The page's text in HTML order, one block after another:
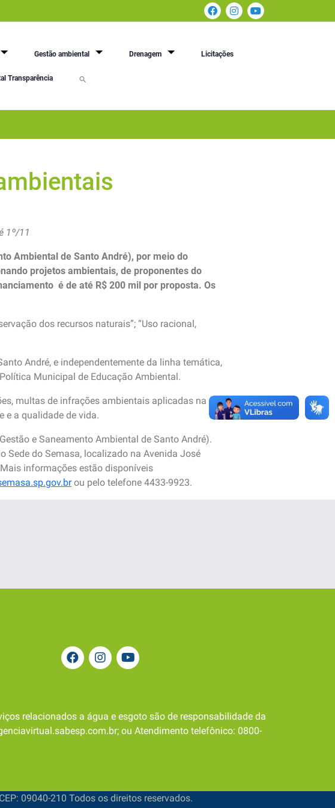
Gestão ambiental Drenagem Licitações
Transparência
1º/11
Ambiental de Santo André), por meio do
projetos ambientais, de proponentes do
é de até R$ 200 mil por proposta. Os
dos recursos naturais”; “Uso racional,
André, e independentemente da linha temática,
Municipal de Educação Ambiental.
multas de infrações ambientais aplicadas na
e a qualidade de vida.
e Saneamento Ambiental de Santo André).
Sede do Semasa, localizado na Avenida José
informações estão disponíveis
ou pelo telefone 4433-9923.
relacionados a água e esgoto são de responsabilidade da
ou Atendimento telefônico: 0800-
09040-210 Todos os direitos reservados.